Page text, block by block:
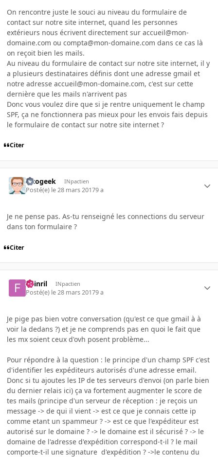
On rencontre juste le souci au niveau du formulaire de
contact sur notre site internet, quand les personnes
extérieurs nous écrivent directement sur accueil@mon-
domaine.com ou compta@mon-domaine.com dans ce cas là
on reçoit bien les mails.
Au niveau du formulaire de contact sur notre site internet, il y
a plusieurs destinataires définis dont une adresse gmail et
notre adresse accueil@mon-domaine.com, c'est sur cette
dernière que les mails n'arrivent pas
Donc vous voulez dire que si je rentre uniquement le champ
SPF, ça ne fonctionnera pas mieux pour les envois fais depuis
le formulaire de contact sur notre site internet ?
Citer
lezogeek INpactien
Posté(e) le 28 mars 20179 a
Je ne pense pas. As-tu renseigné les connections du serveur
dans ton formulaire ?
Citer
Fuinril INpactien
Posté(e) le 28 mars 20179 a
Je pige pas bien votre conversation (qu'est ce que gmail à à
voir la dedans ?) et je ne comprends pas en quoi le fait que
les mx soient ceux d'ovh posent problème...
Pour répondre à la question : le principe d'un champ SPF c'est
d'identifier les expéditeurs autorisés d'une adresse email.
Donc si tu ajoutes les IP de tes serveurs d'envoi (on parle bien
du dernier relais ici) ça va fortement augmenter le score de
tes mails (principe d'un serveur de réception : je reçois un
message -> de qui il vient -> est ce que je connais cette ip
comme etant un spammeur ? -> est ce que l'expéditeur est
autorisé sur le domaine ? -> le domaine est il sécurisé ? -> le
domaine de l'adresse d'expédition correspond-t-il ? le mail
comporte-t-il une signature d'expédition ? ->le contenu du